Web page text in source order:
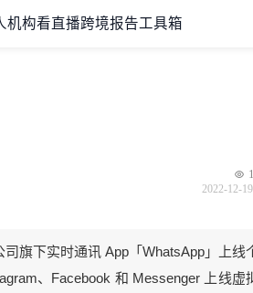
机构看直播跨境报告工具箱
2022-12-
旗下实时通讯 App「WhatsApp」上线
、Facebook 和 Messenger 上线虚